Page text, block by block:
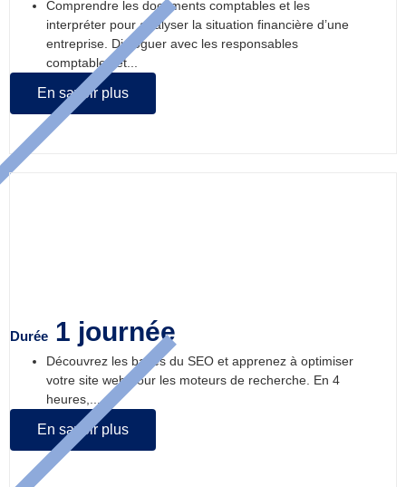
Comprendre les documents comptables et les
interpréter pour analyser la situation financière d’une
entreprise. Dialoguer avec les responsables
comptables et...
En savoir plus
Durée 1 journée
Découvrez les bases du SEO et apprenez à optimiser
votre site web pour les moteurs de recherche. En 4
heures,...
En savoir plus